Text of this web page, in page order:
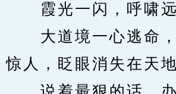
霞光一闪，呼啸远
大道境一心逃命，
惊人，眨眼消失在天地